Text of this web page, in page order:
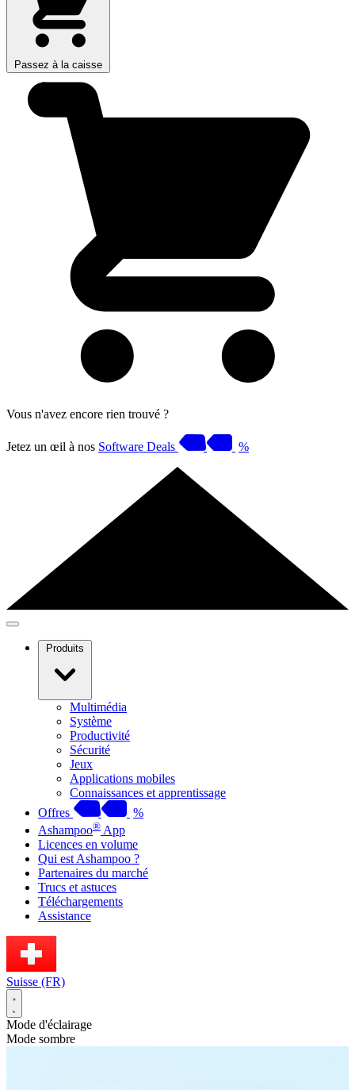
Passez à la caisse
Vous n'avez encore rien trouvé ?
Jetez un œil à nos Software Deals %
Produits
Multimédia
Système
Productivité
Sécurité
Jeux
Applications mobiles
Connaissances et apprentissage
Offres
%
Ashampoo® App
Licences en volume
Qui est Ashampoo ?
Partenaires du marché
Trucs et astuces
Téléchargements
Assistance
Suisse (FR)
Mode d'éclairage
Mode sombre